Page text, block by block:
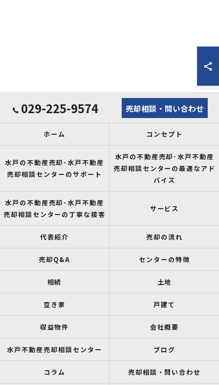
029-225-9574 売却相談・問い合わせ
ホーム コンセプト
水戸の不動産売却･水戸不動産
売却相談センターのサポート
水戸の不動産売却･水戸不動産
売却相談センターの最適なアド
バイス
水戸の不動産売却･水戸不動産
売却相談センターの丁寧な接客
サービス
代表紹介 売却の流れ
売却Q&A センターの特徴
相続 土地
空き家 戸建て
収益物件 会社概要
水戸不動産売却相談センター ブログ
コラム 売却相談・問い合わせ